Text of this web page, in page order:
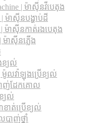
| ម៉ាស៊ីនវីបេតុង
| ម៉ាស៊ីនបង្ហាប់ដី
| ម៉ាស៊ីនកាត់រងបេតុង
ម៉ាស៊ីនភ្លើង
ខ្យល់
ម៉ូលវ៉ាឡុងប្រើខ្យល់
ញ់ដែកគោល
យល់
ាត់ប្រើខ្យល់
បាញ់ថ្នាំ